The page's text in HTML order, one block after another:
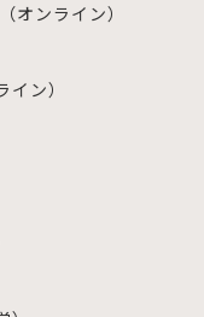
オンライン）
ン）